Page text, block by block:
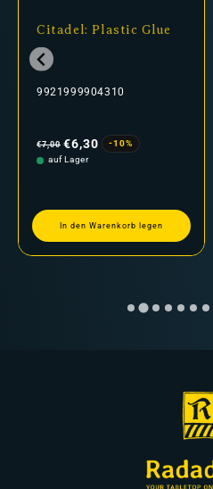
Citadel: Plastic Glue
9921999904310
Preis
€7,00 €6,30
-10%
auf Lager
In den Warenkorb legen